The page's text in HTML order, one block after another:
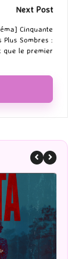
Next Post
Cinquante
Plus Sombres :
que le premier